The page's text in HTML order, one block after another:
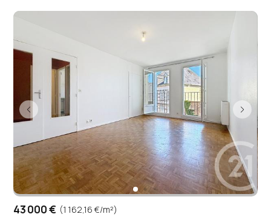
43 000 € (1 162,16 €/m²)